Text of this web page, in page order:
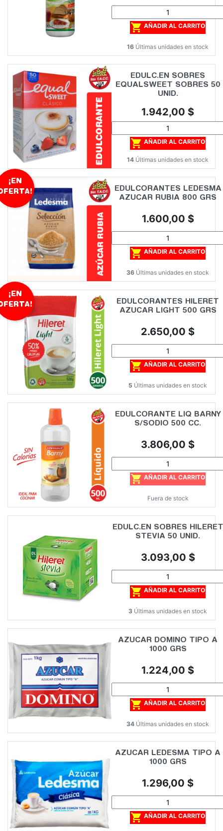
 AÑADIR AL CARRITO
16 Últimas unidades en stock
EDULC.EN SOBRES
EQUALSWEET SOBRES 50
UNID.
Precio
1.942,00 $
 AÑADIR AL CARRITO
14 Últimas unidades en stock
EDULCORANTES LEDESMA
AZUCAR RUBIA 800 GRS
Precio
1.600,00 $
 AÑADIR AL CARRITO
36 Últimas unidades en stock
¡EN
EDULCORANTES HILERET
AZUCAR LIGHT 500 GRS
Precio
2.650,00 $
 AÑADIR AL CARRITO
5 Últimas unidades en stock
¡EN
EDULCORANTE LIQ BARNY
S/SODIO 500 CC.
Precio
3.806,00 $
 AÑADIR AL CARRITO
Fuera de stock
EDULC.EN SOBRES HILERET
STEVIA 50 UNID.
Precio
3.093,00 $
 AÑADIR AL CARRITO
3 Últimas unidades en stock
AZUCAR DOMINO TIPO A
1000 GRS
Precio
1.224,00 $
 AÑADIR AL CARRITO
34 Últimas unidades en stock
AZUCAR LEDESMA TIPO A
1000 GRS
Precio
1.296,00 $
 AÑADIR AL CARRITO